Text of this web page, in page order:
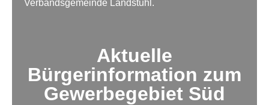
Verbandsgemeinde Landstuhl.
Aktuelle
Bürgerinformation zum
Gewerbegebiet Süd